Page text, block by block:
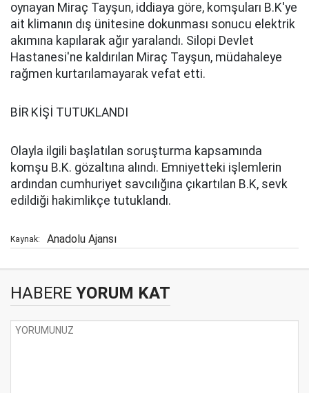
oynayan Miraç Tayşun, iddiaya göre, komşuları B.K'ye
ait klimanın dış ünitesine dokunması sonucu elektrik
akımına kapılarak ağır yaralandı. Silopi Devlet
Hastanesi'ne kaldırılan Miraç Tayşun, müdahaleye
rağmen kurtarılamayarak vefat etti.
BİR KİŞİ TUTUKLANDI
Olayla ilgili başlatılan soruşturma kapsamında
komşu B.K. gözaltına alındı. Emniyetteki işlemlerin
ardından cumhuriyet savcılığına çıkartılan B.K, sevk
edildiği hakimlikçe tutuklandı.
Kaynak: Anadolu Ajansı
HABERE YORUM KAT